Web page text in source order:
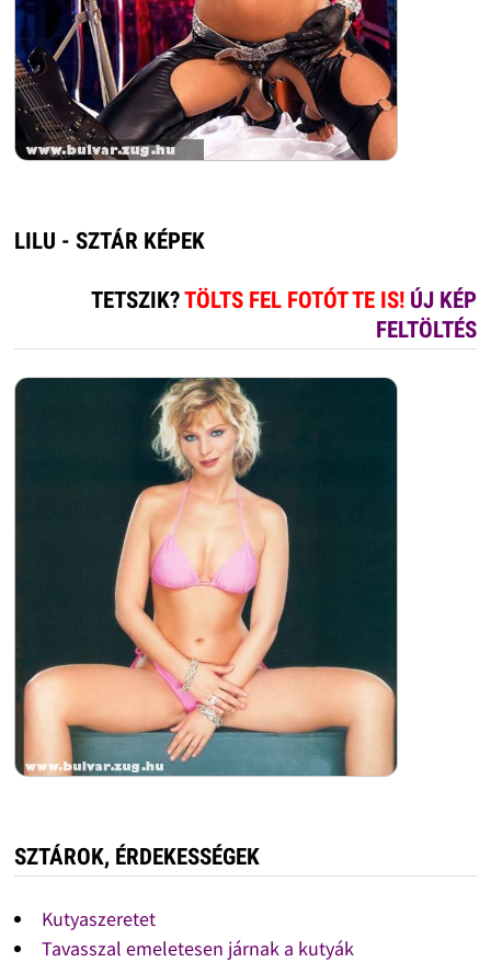
LILU - SZTÁR KÉPEK
TETSZIK?TÖLTS FEL FOTÓT TE IS! ÚJ KÉP
FELTÖLTÉS
SZTÁROK, ÉRDEKESSÉGEK
Kutyaszeretet
Tavasszal emeletesen járnak a kutyák